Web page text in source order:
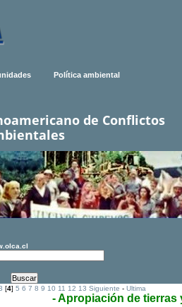
Política ambiental
de Conflictos
[4]5 6 7 8 9 10 11 12 13 Siguiente -Ultima
- Apropiación de tierras